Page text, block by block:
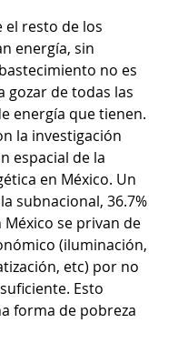
el resto de los
energía, sin
no es
gozar de todas las
energía que tienen.
la investigación
espacial de la
en México. Un
subnacional, 36.7%
México se privan de
(iluminación,
etc) por no
Esto
forma de pobreza